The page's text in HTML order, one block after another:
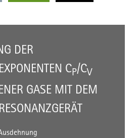
DER
CP/CV
GASE MIT DEM